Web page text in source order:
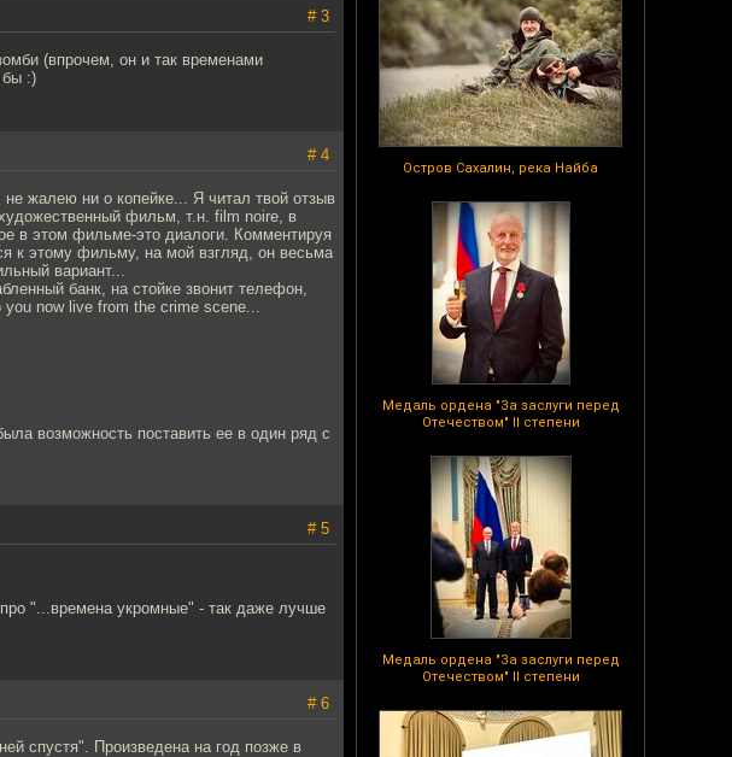
Остров Сахалин, река Найба
Медаль ордена "За заслуги перед
Отечеством" II степени
Медаль ордена "За заслуги перед
Отечеством" II степени
# 3
(впрочем, он и так временами
бы :)
# 4
жалею ни о копейке... Я читал твой отзыв
фильм, т.н. film noire, в
в этом фильме-это диалоги. Комментируя
к этому фильму, на мой взгляд, он весьма
вариант...
банк, на стойке звонит телефон,
now live from the crime scene...
возможность поставить ее в один ряд с
# 5
"...времена укромные" - так даже лучше
# 6
спустя". Произведена на год позже в